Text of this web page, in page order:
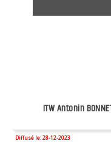
ITW Antonin
Diffusé le: 28-12-2023